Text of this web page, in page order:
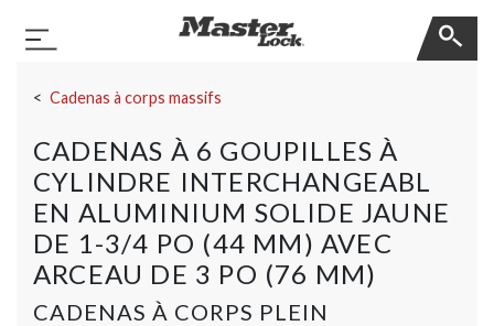
Basculer la navigation
Cadenas à corps massifs
CADENAS À 6 GOUPILLES À
CYLINDRE INTERCHANGEABL
EN ALUMINIUM SOLIDE JAUNE
DE 1-3/4 PO (44 MM) AVEC
ARCEAU DE 3 PO (76 MM)
CADENAS À CORPS PLEIN